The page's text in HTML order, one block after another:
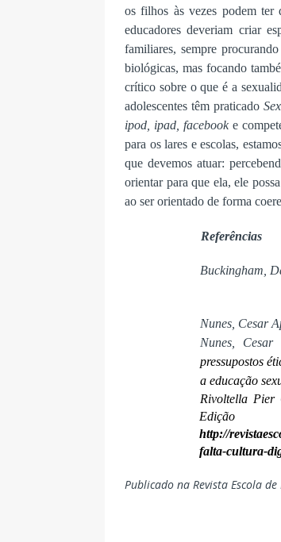
os filhos às vezes podem ter
educadores deveriam criar
familiares, sempre
biológicas, mas focando
crítico sobre o que é a
adolescentes têm praticado
ipod, ipad, facebooke
para os lares e escolas,
que devemos atuar:
orientar para que ela, ele
ao ser orientado de forma
Referências
Buckingham,
Nunes, Cesar
Nunes, Cesar
pressupostos
a educação
Rivoltella Pier
http://
falta-cultura-
Publicado na Revista Escola